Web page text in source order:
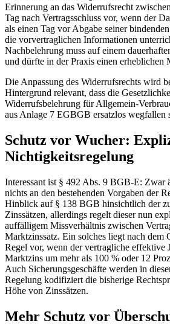
Erinnerung an das Widerrufsrecht
Tag nach Vertragsschluss vor, wenn der
als einen Tag vor Abgabe seiner
die vorvertraglichen Informationen
Nachbelehrung muss auf einem
und dürfte in der Praxis einen erheblichen
Die Anpassung des Widerrufsrechts wird
Hintergrund relevant, dass die
Widerrufsbelehrung für Allgemein-
aus Anlage 7 EGBGB ersatzlos wegfallen
Schutz vor Wucher:
Nichtigkeitsregelung
Interessant ist § 492 Abs. 9 BGB-E: Zwar
nichts an den bestehenden Vorgaben der
Hinblick auf § 138 BGB hinsichtlich der
Zinssätzen, allerdings regelt dieser nun
auffälligem Missverhältnis zwischen
Marktzinssatz. Ein solches liegt nach dem
Regel vor, wenn der vertragliche effektive
Marktzins um mehr als 100 % oder 12
Auch Sicherungsgeschäfte werden in
Regelung kodifiziert die bisherige
Höhe von Zinssätzen.
Mehr Schutz vor